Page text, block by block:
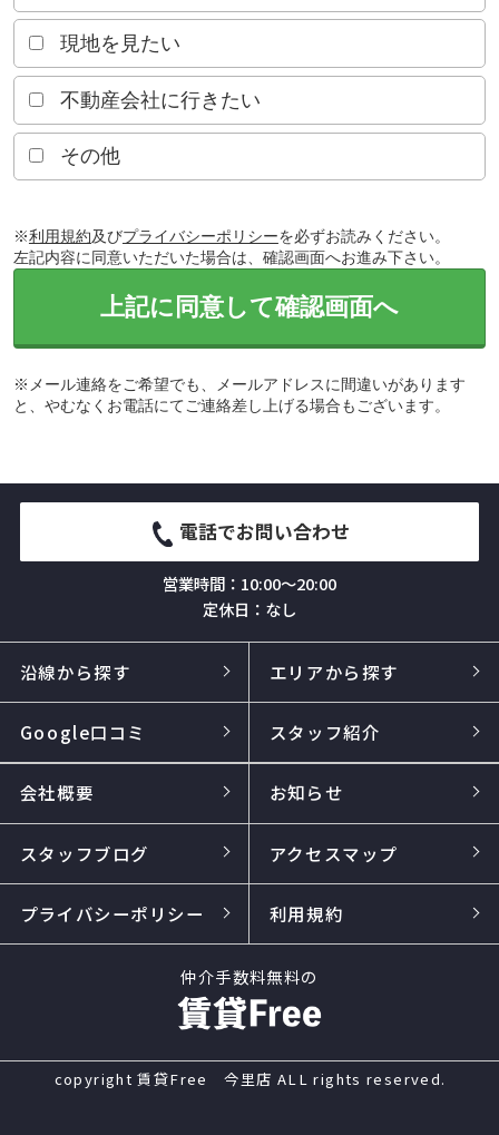
現地を見たい
不動産会社に行きたい
その他
※利用規約及びプライバシーポリシーを必ずお読みください。
左記内容に同意いただいた場合は、確認画面へお進み下さい。
上記に同意して確認画面へ
※メール連絡をご希望でも、メールアドレスに間違いがあります
と、やむなくお電話にてご連絡差し上げる場合もございます。
電話でお問い合わせ
営業時間：10:00～20:00
定休日：なし
沿線から探す エリアから探す
Google口コミ スタッフ紹介
会社概要 お知らせ
スタッフブログ アクセスマップ
プライバシーポリシー 利用規約
仲介手数料無料の
copyright 賃貸Free 今里店 ALL rights reserved.